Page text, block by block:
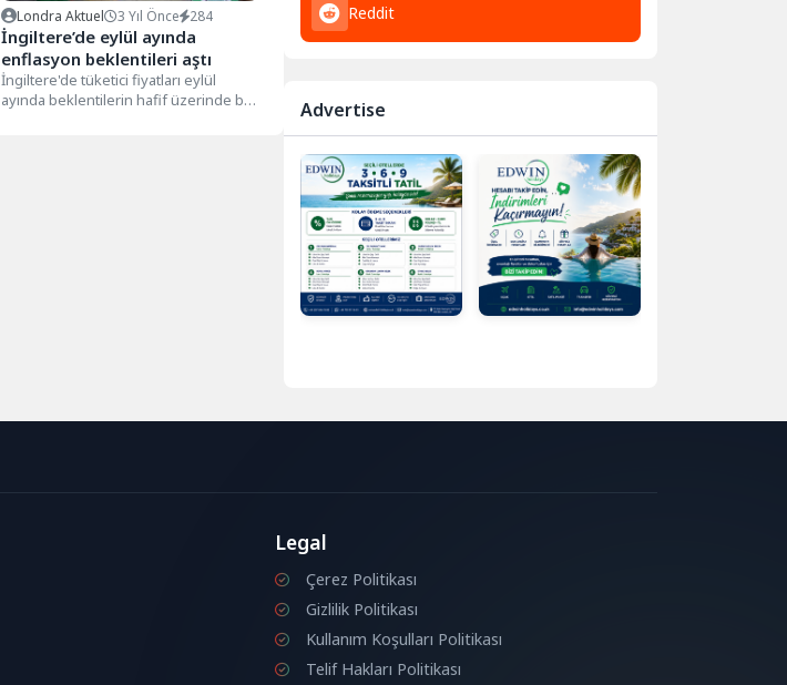
Londra Aktuel 3 Yıl Önce 284
İngiltere’de eylül ayında
enflasyon beklentileri aştı
İngiltere'de tüketici fiyatları eylül
ayında beklentilerin hafif üzerinde bir
Reddit
Advertise
Legal
Çerez Politikası
Gizlilik Politikası
Kullanım Koşulları Politikası
Telif Hakları Politikası